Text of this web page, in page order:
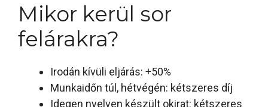
Mikor kerül sor
felárakra?
Irodán kívüli eljárás: +50%
Munkaidőn túl, hétvégén: kétszeres díj
Idegen nyelven készült okirat: kétszeres